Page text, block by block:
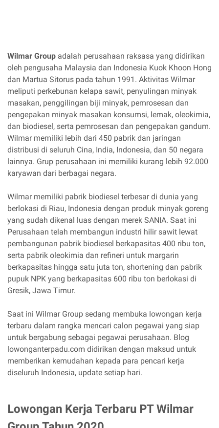
Wilmar Group adalah perusahaan raksasa yang didirikan
oleh pengusaha Malaysia dan Indonesia Kuok Khoon Hong
dan Martua Sitorus pada tahun 1991. Aktivitas Wilmar
meliputi perkebunan kelapa sawit, penyulingan minyak
masakan, penggilingan biji minyak, pemrosesan dan
pengepakan minyak masakan konsumsi, lemak, oleokimia,
dan biodiesel, serta pemrosesan dan pengepakan gandum.
Wilmar memiliki lebih dari 450 pabrik dan jaringan
distribusi di seluruh Cina, India, Indonesia, dan 50 negara
lainnya. Grup perusahaan ini memiliki kurang lebih 92.000
karyawan dari berbagai negara.
Wilmar memiliki pabrik biodiesel terbesar di dunia yang
berlokasi di Riau, Indonesia dengan produk minyak goreng
yang sudah dikenal luas dengan merek SANIA. Saat ini
Perusahaan telah membangun industri hilir sawit lewat
pembangunan pabrik biodiesel berkapasitas 400 ribu ton,
serta pabrik oleokimia dan refineri untuk margarin
berkapasitas hingga satu juta ton, shortening dan pabrik
pupuk NPK yang berkapasitas 600 ribu ton berlokasi di
Gresik, Jawa Timur.
Saat ini Wilmar Group sedang membuka lowongan kerja
terbaru dalam rangka mencari calon pegawai yang siap
untuk bergabung sebagai pegawai perusahaan. Blog
lowonganterpadu.com didirikan dengan maksud untuk
memberikan kemudahan kepada para pencari kerja
diseluruh Indonesia, update setiap hari.
Lowongan Kerja Terbaru PT Wilmar